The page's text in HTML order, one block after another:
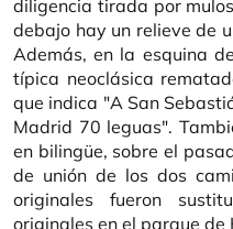
diligencia tirada por
debajo hay un relieve de
Además, en la esquina
típica neoclásica
que indica "A San
Madrid 70 leguas".
en bilingüe, sobre el
de unión de los dos
originales fueron
originales en el parque de